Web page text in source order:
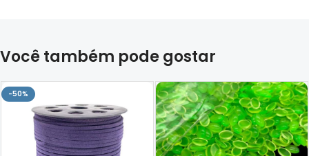
Você também pode gostar
-50%